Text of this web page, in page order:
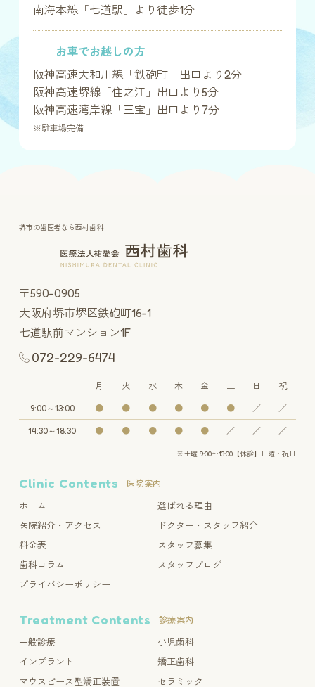
南海本線「七道駅」より徒歩1分
お車でお越しの方
阪神高速大和川線「鉄砲町」出口より2分
阪神高速堺線「住之江」出口より5分
阪神高速湾岸線「三宝」出口より7分
※駐車場完備
堺市の歯医者なら西村歯科
〒590-0905
大阪府堺市堺区鉄砲町16-1
七道駅前マンション1F
072-229-6474
月 火 水 木 金 土 日 祝
9:00～13:00 ● ● ● ● ● ● ／ ／
14:30～18:30 ● ● ● ● ● ／ ／ ／
※土曜 9:00〜13:00【休診】日曜・祝日
Clinic Contents 医院案内
ホーム
選ばれる理由
医院紹介・アクセス
ドクター・スタッフ紹介
料金表
スタッフ募集
歯科コラム
スタッフブログ
プライバシーポリシー
Treatment Contents 診療案内
一般診療
小児歯科
インプラント
矯正歯科
マウスピース型矯正装置
セラミック